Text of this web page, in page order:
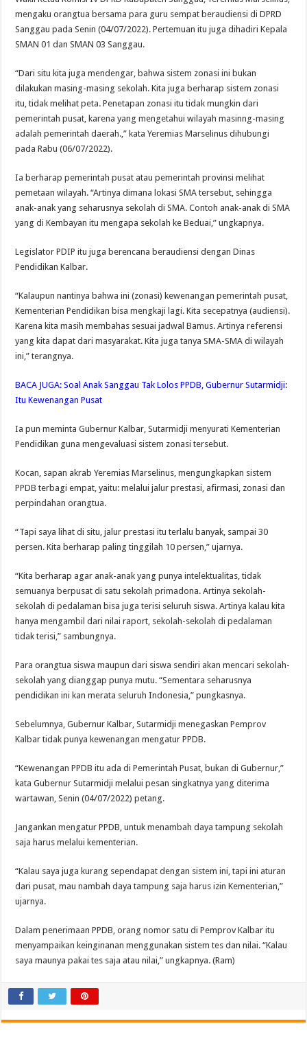
mengaku orangtua bersama para guru sempat beraudiensi di DPRD
Sanggau pada Senin (04/07/2022). Pertemuan itu juga dihadiri Kepala
SMAN 01 dan SMAN 03 Sanggau.
“Dari situ kita juga mendengar, bahwa sistem zonasi ini bukan
dilakukan masing-masing sekolah. Kita juga berharap sistem zonasi
itu, tidak melihat peta. Penetapan zonasi itu tidak mungkin dari
pemerintah pusat, karena yang mengetahui wilayah masinng-masing
adalah pemerintah daerah.,” kata Yeremias Marselinus dihubungi
pada Rabu (06/07/2022).
Ia berharap pemerintah pusat atau pemerintah provinsi melihat
pemetaan wilayah. “Artinya dimana lokasi SMA tersebut, sehingga
anak-anak yang seharusnya sekolah di SMA. Contoh anak-anak di SMA
yang di Kembayan itu mengapa sekolah ke Beduai,” ungkapnya.
Legislator PDIP itu juga berencana beraudiensi dengan Dinas
Pendidikan Kalbar.
“Kalaupun nantinya bahwa ini (zonasi) kewenangan pemerintah pusat,
Kementerian Pendidikan bisa mengkaji lagi. Kita secepatnya (audiensi).
Karena kita masih membahas sesuai jadwal Bamus. Artinya referensi
yang kita dapat dari masyarakat. Kita juga tanya SMA-SMA di wilayah
ini,” terangnya.
BACA JUGA:Soal Anak Sanggau Tak Lolos PPDB, Gubernur Sutarmidji:
Itu Kewenangan Pusat
Ia pun meminta Gubernur Kalbar, Sutarmidji menyurati Kementerian
Pendidikan guna mengevaluasi sistem zonasi tersebut.
Kocan, sapan akrab Yeremias Marselinus, mengungkapkan sistem
PPDB terbagi empat, yaitu: melalui jalur prestasi, afirmasi, zonasi dan
perpindahan orangtua.
“Tapi saya lihat di situ, jalur prestasi itu terlalu banyak, sampai 30
persen. Kita berharap paling tinggilah 10 persen,” ujarnya.
“Kita berharap agar anak-anak yang punya intelektualitas, tidak
semuanya berpusat di satu sekolah primadona. Artinya sekolah-
sekolah di pedalaman bisa juga terisi seluruh siswa. Artinya kalau kita
hanya mengambil dari nilai raport, sekolah-sekolah di pedalaman
tidak terisi,” sambungnya.
Para orangtua siswa maupun dari siswa sendiri akan mencari sekolah-
sekolah yang dianggap punya mutu. “Sementara seharusnya
pendidikan ini kan merata seluruh Indonesia,” pungkasnya.
Sebelumnya, Gubernur Kalbar, Sutarmidji menegaskan Pemprov
Kalbar tidak punya kewenangan mengatur PPDB.
“Kewenangan PPDB itu ada di Pemerintah Pusat, bukan di Gubernur,”
kata Gubernur Sutarmidji melalui pesan singkatnya yang diterima
wartawan, Senin (04/07/2022) petang.
Jangankan mengatur PPDB, untuk menambah daya tampung sekolah
saja harus melalui kementerian.
“Kalau saya juga kurang sependapat dengan sistem ini, tapi ini aturan
dari pusat, mau nambah daya tampung saja harus izin Kementerian,”
ujarnya.
Dalam penerimaan PPDB, orang nomor satu di Pemprov Kalbar itu
menyampaikan keinginanan menggunakan sistem tes dan nilai. “Kalau
saya maunya pakai tes saja atau nilai,” ungkapnya. (Ram)